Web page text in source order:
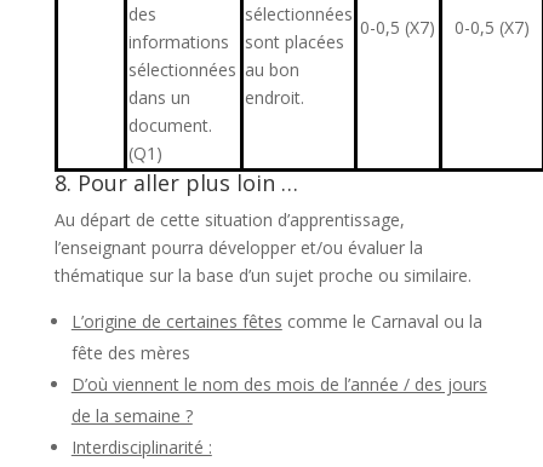
des
informations
sélectionnées
dans un
document.
(Q1)
sélectionnées
sont placées
au bon
endroit.
0-0,5 (X7) 0-0,5 (X7)
8. Pour aller plus loin …
Au départ de cette situation d’apprentissage,
l’enseignant pourra développer et/ou évaluer la
thématique sur la base d’un sujet proche ou similaire.
L’origine de certaines fêtes comme le Carnaval ou la
fête des mères
D’où viennent le nom des mois de l’année / des jours
de la semaine ?
Interdisciplinarité :